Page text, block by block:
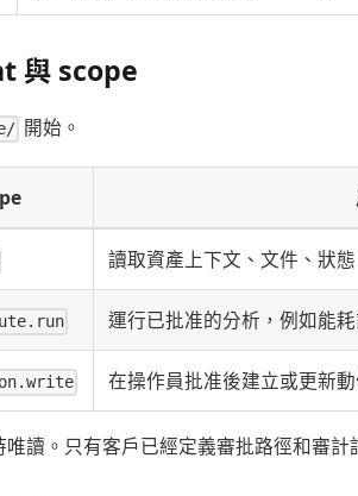
與 scope
開始。
讀取資產上下文、文件、狀
運行已批准的分析，例如能
在操作員批准後建立或更新動
讀。只有客戶已經定義審批路徑和審計